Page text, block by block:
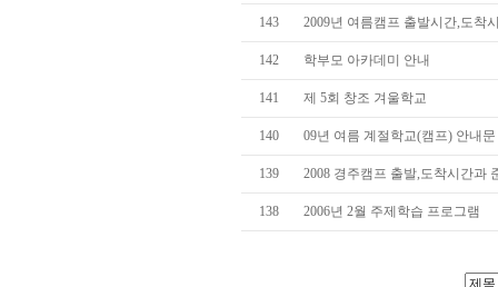
143 2009년 여름캠프 출발시간,도착
142 학부모 아카데미 안내
141 제 5회 창조 겨울학교
140 09년 여름 계절학교(캠프) 안내
139 2008 경주캠프 출발,도착시간과
138 2006년 2월 주제학습 프로그램